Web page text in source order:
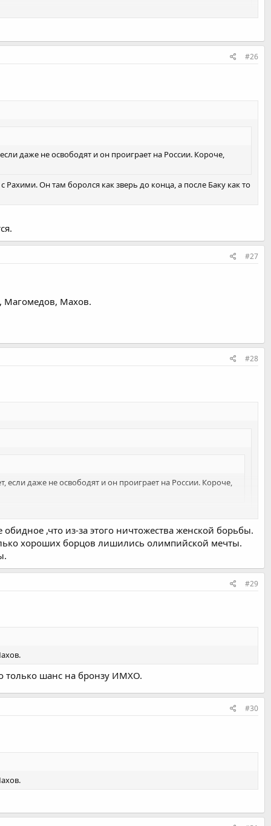
#26
даже не освободят и он проиграет на России. Короче,
Он там боролся как зверь до конца, а после Баку как то
#27
Магомедов, Махов.
#28
если даже не освободят и он проиграет на России. Короче,
,что из-за этого ничтожества женской борьбы.
хороших борцов лишились олимпийской мечты.
#29
только шанс на бронзу ИМХО.
#30